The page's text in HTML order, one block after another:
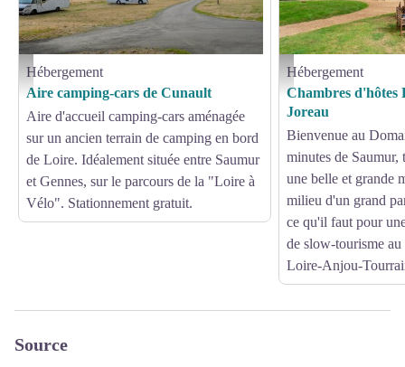
K. Le Meitour - SPL-SVLT
Hébergement
Aire camping-cars de Cunault
Aire d'accueil camping-cars aménagée
sur un ancien terrain de camping en bord
de Loire. Idéalement située entre Saumur
et Gennes, sur le parcours de la "Loire à
Vélo". Stationnement gratuit.
Chambres d'hôtes Le
Hébergement
Chambres d'hôtes
Joreau
Bienvenue au
minutes de Saumur,
une belle et grande
milieu d'un grand
ce qu'il faut pour
de slow-tourisme
Loire-Anjou-
Source